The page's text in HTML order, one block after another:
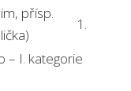
přísp.
1.
– I. kategorie